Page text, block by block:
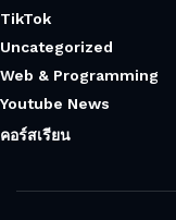
TikTok
Uncategorized
Web & Programming
Youtube News
คอร์สเรียน